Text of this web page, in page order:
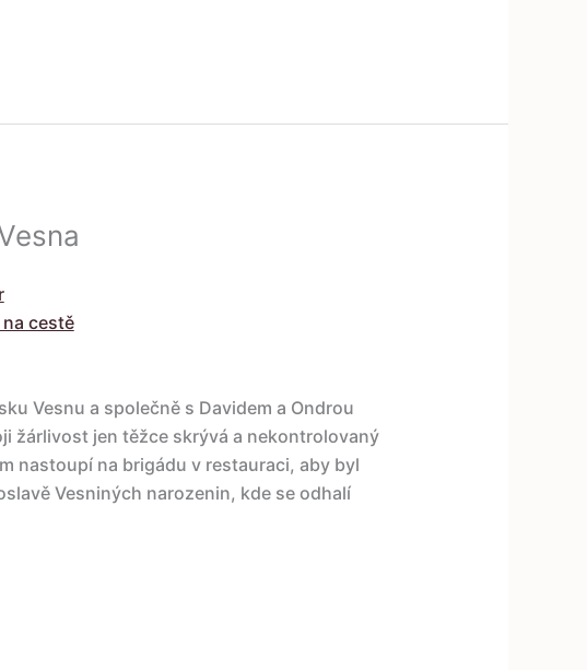
cestě
Vesnu a společně s Davidem a Ondrou
žárlivost jen těžce skrývá a nekontrolovaný
nastoupí na brigádu v restauraci, aby byl
Vesniných narozenin, kde se odhalí